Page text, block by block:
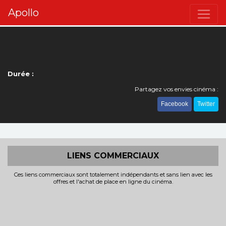
Apollo
Durée :
Partagez vos envies cinéma :
Facebook Twitter
LIENS COMMERCIAUX
Ces liens commerciaux sont totalement indépendants et sans lien avec les
offres et l'achat de place en ligne du cinéma.